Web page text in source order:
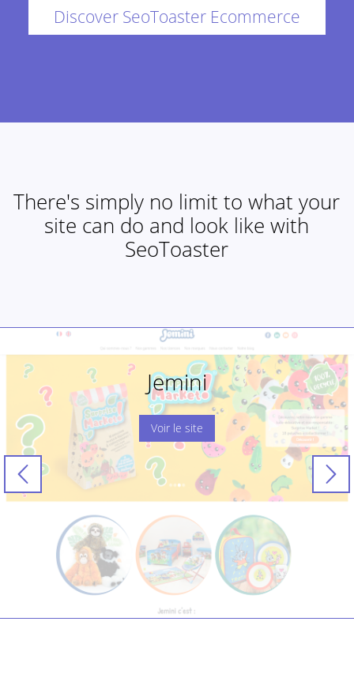
Discover SeoToaster Ecommerce
There's simply no limit to what your
site can do and look like with
SeoToaster
Jemini
Voir le site